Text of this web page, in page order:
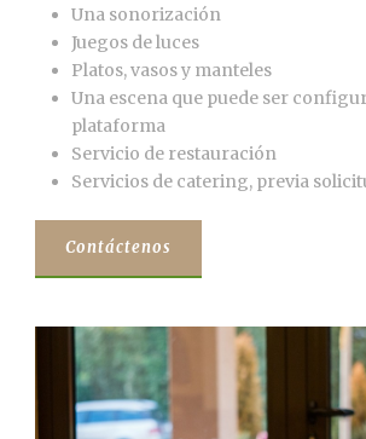
Una sonorización
Juegos de luces
Platos, vasos y manteles
Una escena que puede ser
plataforma
Servicio de restauración
Servicios de catering, previa
Contáctenos